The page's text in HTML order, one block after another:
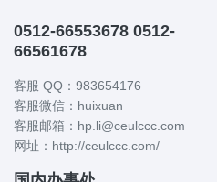
0512-66553678 0512-
66561678
客服 QQ：983654176
客服微信：huixuan
客服邮箱：hp.li@ceulccc.com
网址：http://ceulccc.com/